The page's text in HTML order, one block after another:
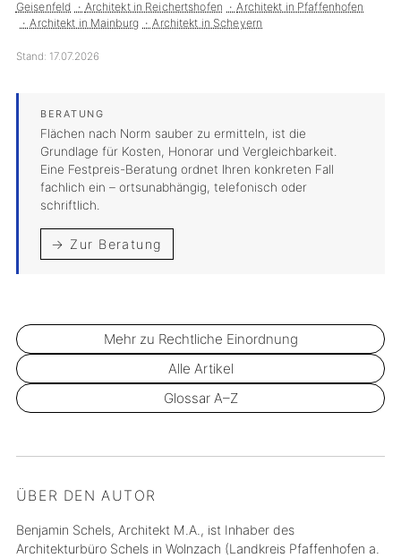
Geisenfeld
Architekt in Reichertshofen
Architekt in Pfaffenhofen
Architekt in Mainburg
Architekt in Scheyern
Stand: 17.07.2026
Flächen nach Norm sauber zu ermitteln, ist die
Grundlage für Kosten, Honorar und Vergleichbarkeit.
Eine Festpreis-Beratung ordnet Ihren konkreten Fall
fachlich ein – ortsunabhängig, telefonisch oder
schriftlich.
→ Zur Beratung
Mehr zu Rechtliche Einordnung
Alle Artikel
Glossar A–Z
ÜBER DEN AUTOR
Benjamin Schels, Architekt M.A., ist Inhaber des
Architekturbüro Schels in Wolnzach (Landkreis Pfaffenhofen a.